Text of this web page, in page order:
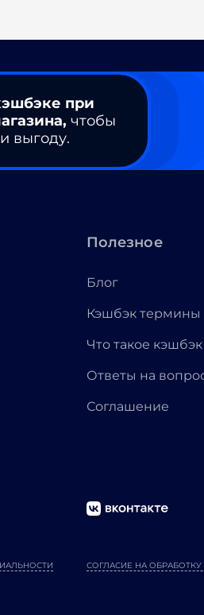
при
чтобы
выгоду.
Полезное
Блог
Кэшбэк термины
Что такое кэшбэк
Ответы на
Соглашение
СОГЛАСИЕ НА